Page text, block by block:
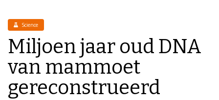
Science
Miljoen jaar oud DNA
van mammoet
gereconstrueerd